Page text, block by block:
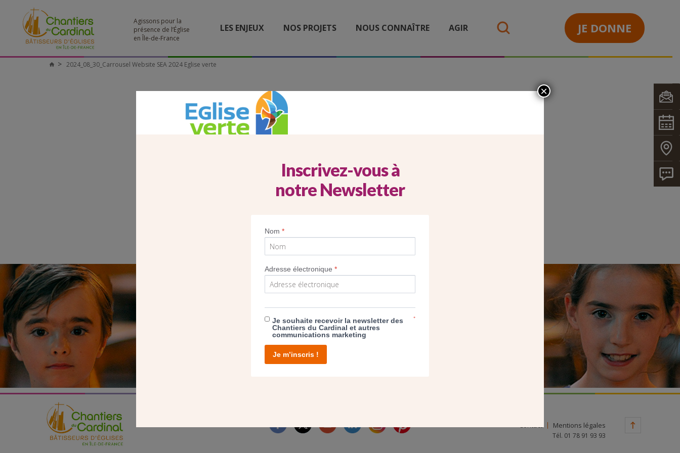
Agissons pour la
présence de l’Église
en Île-de-France
LES ENJEUX NOS PROJETS NOUS CONNAÎTRE AGIR JE DONNE
Chantiers
2024_08_30_Carrousel Website SEA 2024 Eglise verte
2024_08_30_CARROUSEL WEBSITE SEA
2024 EGLISE VERTE
SEUL VOTRE DON
NOUS PERMET D’AGIR
facebook twitter youtube linkedin instagram
Mentions légales
Tél. 01 78 91 93 93
Inscrivez-vous à
notre Newsletter
Nom*
Adresse électronique*
Je souhaite recevoir la newsletter des
Chantiers du Cardinal et autres
communications marketing
*
Je m’inscris !
×